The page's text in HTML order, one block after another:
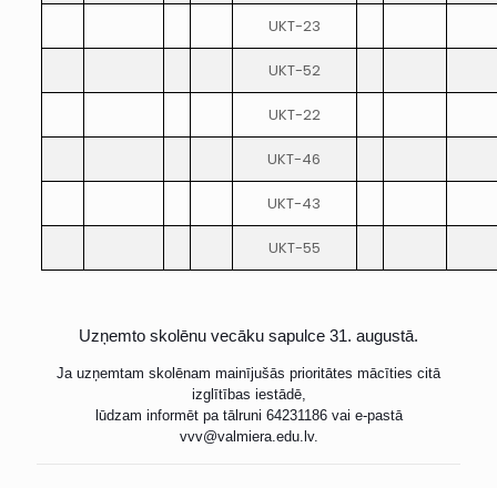
UKT-23
UKT-52
UKT-22
UKT-46
UKT-43
UKT-55
Uzņemto skolēnu vecāku sapulce 31. augustā.
Ja uzņemtam skolēnam mainījušās prioritātes mācīties citā
izglītības iestādē,
lūdzam informēt pa tālruni 64231186 vai e-pastā
vvv@valmiera.edu.lv.